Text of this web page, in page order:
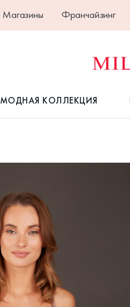
Магазины Франчайзинг
МОДНАЯ КОЛЛЕКЦИЯ